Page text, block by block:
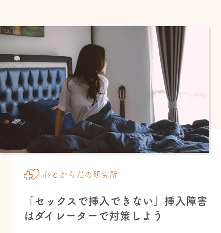
心とからだの研究所
「セックスで挿入できない」挿入障害
はダイレーターで対策しよう